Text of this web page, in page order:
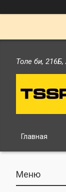
Толе би,
Главная